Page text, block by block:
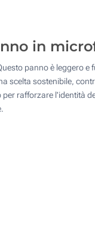
in
panno è leggero
scelta sostenibile,
rafforzare l'identità